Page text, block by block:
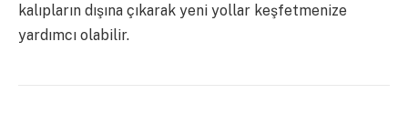
kalıpların dışına çıkarak yeni yollar keşfetmenize
yardımcı olabilir.